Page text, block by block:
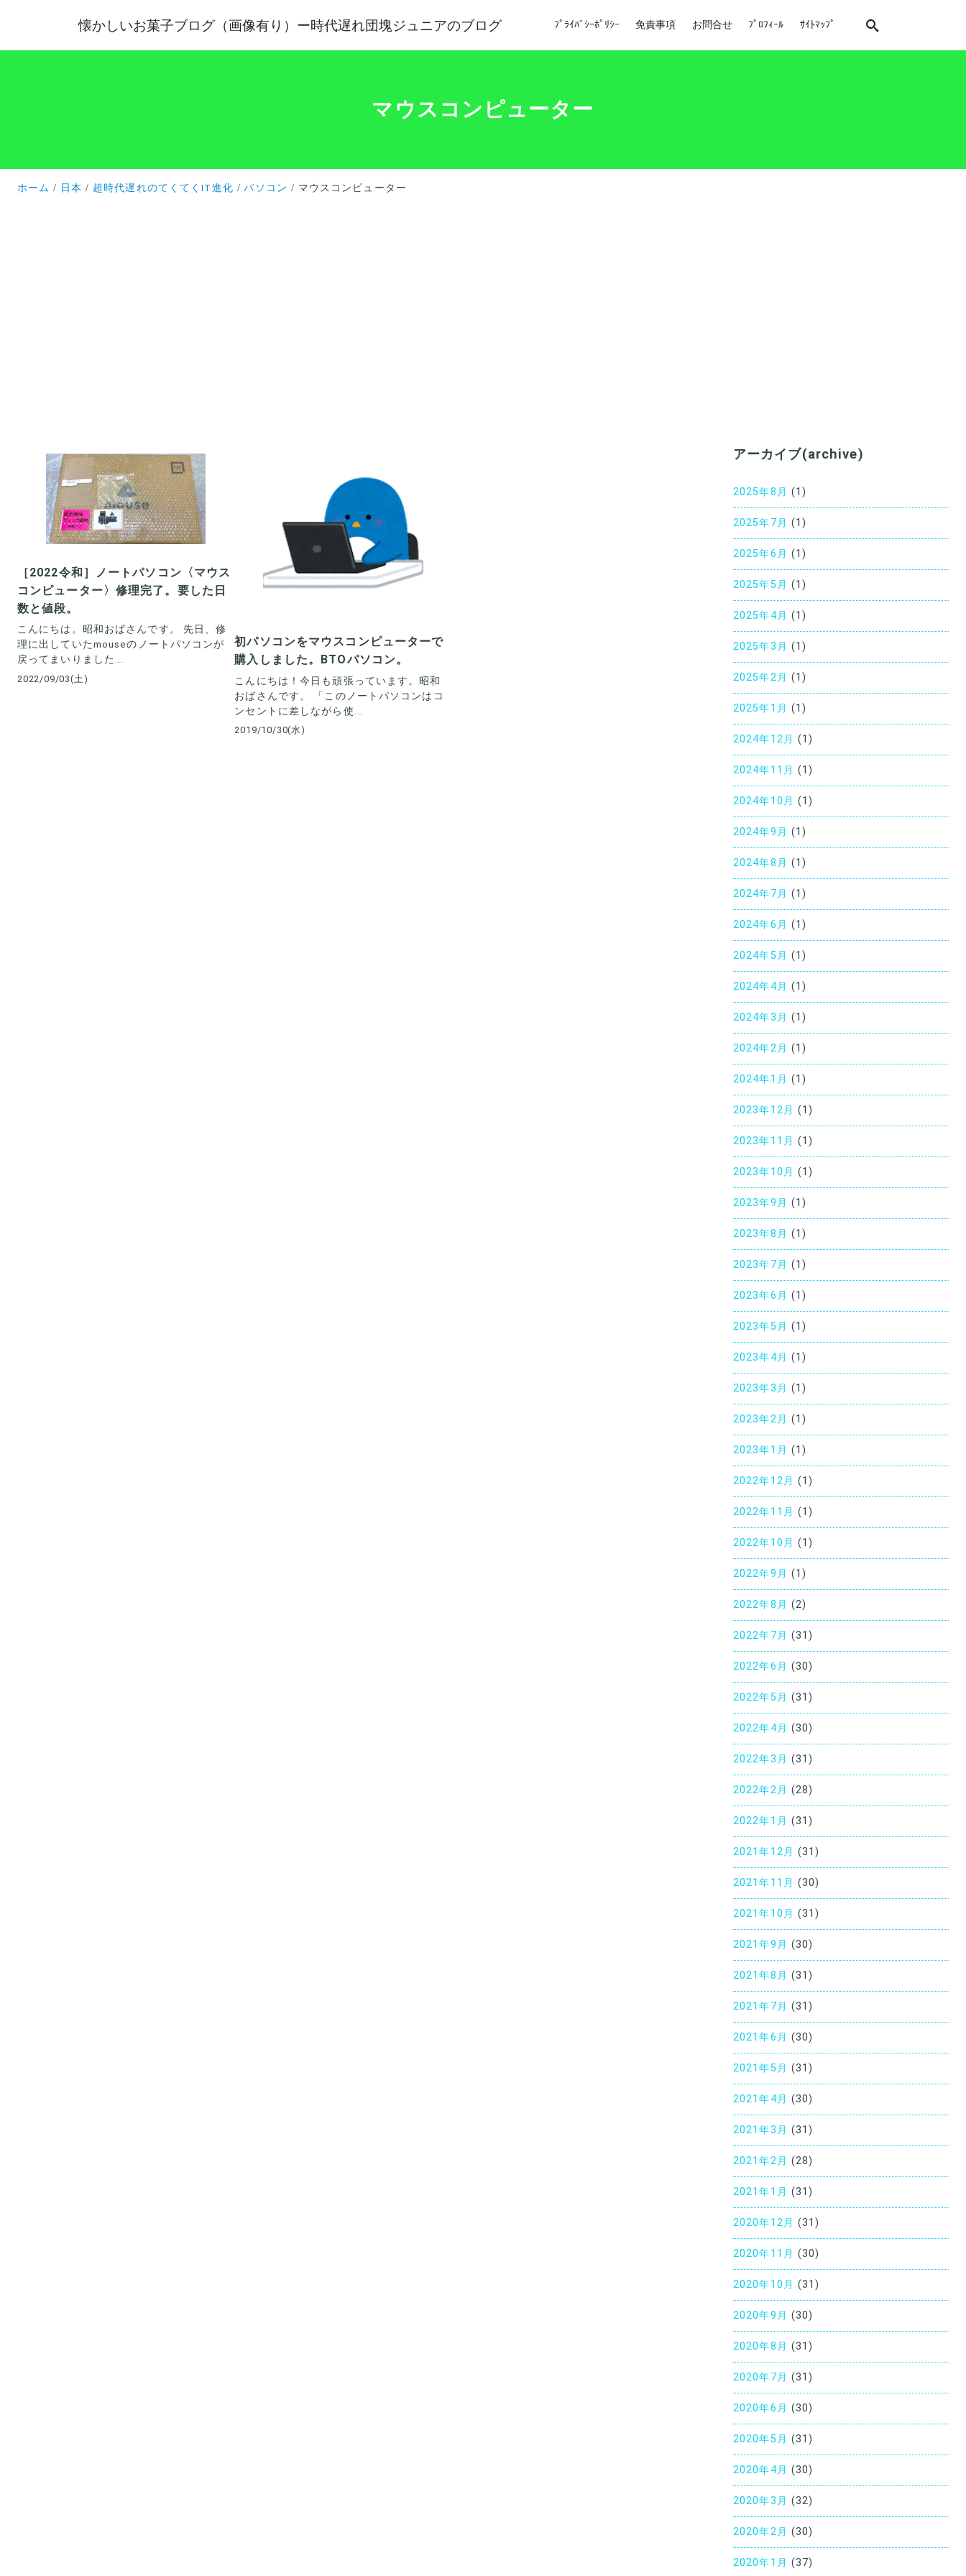
懐かしいお菓子ブログ（画像有り）ー時代遅れ団塊ジュニアのブログ ﾌﾟﾗｲﾊﾞｼｰﾎﾟﾘｼｰ 免責事項 お問合せ ﾌﾟﾛﾌｨｰﾙ ｻｲﾄﾏｯﾌﾟ
マウスコンピューター
ホーム 日本 超時代遅れのてくてくIT進化 パソコン マウスコンピューター
［2022令和］ノートパソコン〈マウス
コンピューター〉修理完了。要した日
数と値段。
こんにちは。昭和おばさんです。 先日、修
理に出していたmouseのノートパソコンが
戻ってまいりました...
2022/09/03(土)
初パソコンをマウスコンピューターで
購入しました。BTOパソコン。
こんにちは！今日も頑張っています。昭和
おばさんです。 「このノートパソコンはコ
ンセントに差しながら使...
2019/10/30(水)
アーカイブ(archive)
2025年8月 (1)
2025年7月 (1)
2025年6月 (1)
2025年5月 (1)
2025年4月 (1)
2025年3月 (1)
2025年2月 (1)
2025年1月 (1)
2024年12月 (1)
2024年11月 (1)
2024年10月 (1)
2024年9月 (1)
2024年8月 (1)
2024年7月 (1)
2024年6月 (1)
2024年5月 (1)
2024年4月 (1)
2024年3月 (1)
2024年2月 (1)
2024年1月 (1)
2023年12月 (1)
2023年11月 (1)
2023年10月 (1)
2023年9月 (1)
2023年8月 (1)
2023年7月 (1)
2023年6月 (1)
2023年5月 (1)
2023年4月 (1)
2023年3月 (1)
2023年2月 (1)
2023年1月 (1)
2022年12月 (1)
2022年11月 (1)
2022年10月 (1)
2022年9月 (1)
2022年8月 (2)
2022年7月 (31)
2022年6月 (30)
2022年5月 (31)
2022年4月 (30)
2022年3月 (31)
2022年2月 (28)
2022年1月 (31)
2021年12月 (31)
2021年11月 (30)
2021年10月 (31)
2021年9月 (30)
2021年8月 (31)
2021年7月 (31)
2021年6月 (30)
2021年5月 (31)
2021年4月 (30)
2021年3月 (31)
2021年2月 (28)
2021年1月 (31)
2020年12月 (31)
2020年11月 (30)
2020年10月 (31)
2020年9月 (30)
2020年8月 (31)
2020年7月 (31)
2020年6月 (30)
2020年5月 (31)
2020年4月 (30)
2020年3月 (32)
2020年2月 (30)
2020年1月 (37)